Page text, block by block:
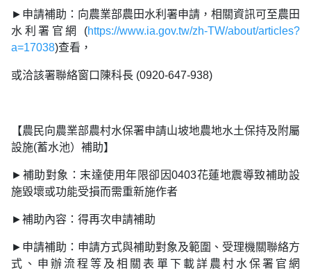
►申請補助：向農業部農田水利署申請，相關資訊可至農田
水利署官網 (https://www.ia.gov.tw/zh-TW/about/articles?
a=17038)查看，
或洽該署聯絡窗口陳科長 (0920-647-938)
【農民向農業部農村水保署申請山坡地農地水土保持及附屬
設施(蓄水池）補助】
►補助對象：末達使用年限卻因0403花蓮地震導致補助設
施毀壞或功能受損而需重新施作者
►補助內容：得再次申請補助
►申請補助：申請方式與補助對象及範圍、受理機關聯絡方
式、申辦流程等及相關表單下載詳農村水保署官網